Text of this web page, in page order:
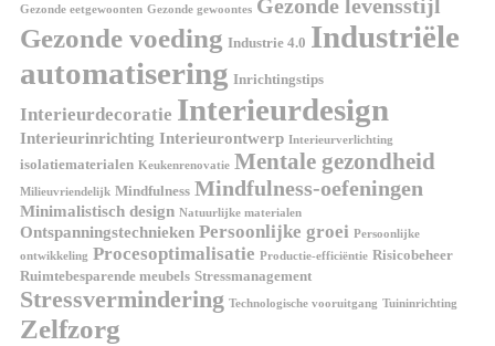
Gezonde eetgewoonten Gezonde gewoontes Gezonde levensstijl
Gezonde voeding Industrie 4.0 Industriële
automatisering Inrichtingstips
Interieurdecoratie Interieurdesign
Interieurinrichting Interieurontwerp Interieurverlichting
isolatiematerialen Keukenrenovatie Mentale gezondheid
Milieuvriendelijk Mindfulness Mindfulness-oefeningen
Minimalistisch design Natuurlijke materialen
Ontspanningstechnieken Persoonlijke groei Persoonlijke
ontwikkeling Procesoptimalisatie Productie-efficiëntie Risicobeheer
Ruimtebesparende meubels Stressmanagement
Stressvermindering Technologische vooruitgang Tuininrichting
Zelfzorg